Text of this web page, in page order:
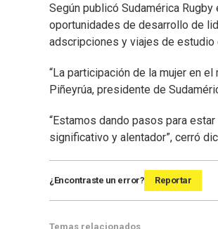
Según publicó Sudamérica
oportunidades de desarrollo de
adscripciones y viajes de estudio
“La participación de la mujer en
Piñeyrúa, presidente de
“Estamos dando pasos para
significativo y alentador”, cerró
¿Encontraste un error? Reportar
Temas relacionados